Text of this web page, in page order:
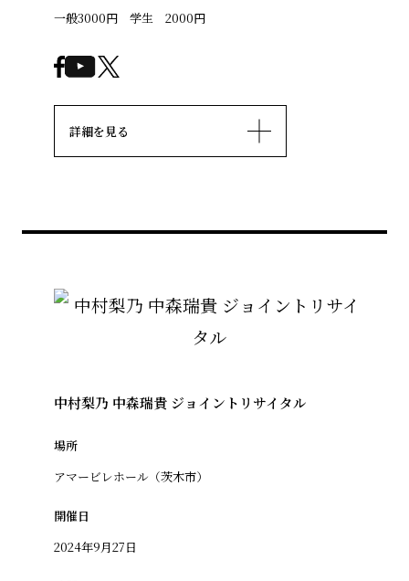
一般3000円 学生 2000円
詳細を見る
中村梨乃 中森瑞貴 ジョイントリサイタル
場所
アマービレホール（茨木市）
開催日
2024年9月27日